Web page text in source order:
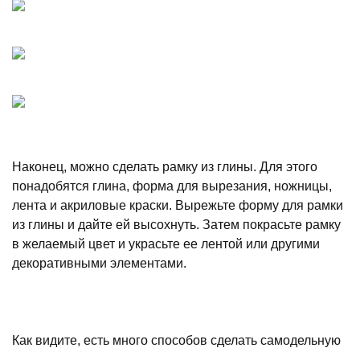
Наконец, можно сделать рамку из глины. Для этого
понадобятся глина, форма для вырезания, ножницы,
лента и акриловые краски. Вырежьте форму для рамки
из глины и дайте ей высохнуть. Затем покрасьте рамку
в желаемый цвет и украсьте ее лентой или другими
декоративными элементами.
Как видите, есть много способов сделать самодельную